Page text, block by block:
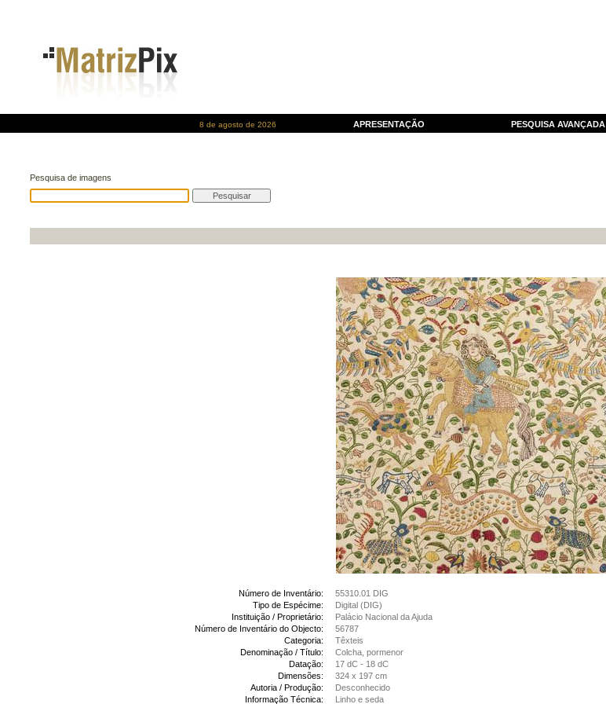
8 de agosto de 2026 APRESENTAÇÃO PESQUISA AVANÇADA
Pesquisa de imagens
Número de Inventário:
55310.01 DIG
Tipo de Espécime:
Digital (DIG)
Instituição / Proprietário:
Palácio Nacional da Ajuda
Número de Inventário do Objecto:
56787
Categoria:
Têxteis
Denominação / Título:
Colcha, pormenor
Datação:
17 dC - 18 dC
Dimensões:
324 x 197 cm
Autoria / Produção:
Desconhecido
Informação Técnica:
Linho e seda